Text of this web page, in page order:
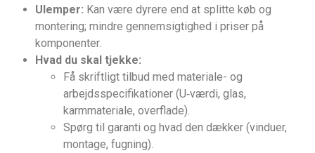
Ulemper: Kan være dyrere end at splitte køb og
montering; mindre gennemsigtighed i priser på
komponenter.
Hvad du skal tjekke:
Få skriftligt tilbud med materiale- og
arbejdsspecifikationer (U‑værdi, glas,
karmmateriale, overflade).
Spørg til garanti og hvad den dækker (vinduer,
montage, fugning).